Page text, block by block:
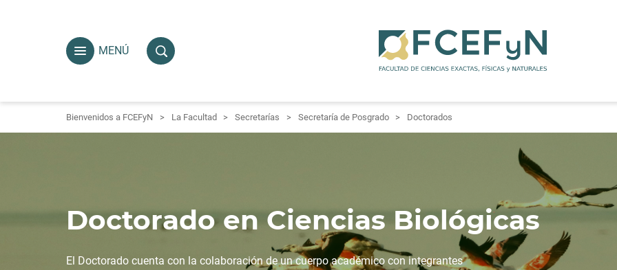
MENÚ
Bienvenidos a FCEFyN La Facultad Secretarías Secretaría de Posgrado Doctorados
Doctorado en Ciencias Biológicas
El Doctorado cuenta con la colaboración de un cuerpo académico con integrantes